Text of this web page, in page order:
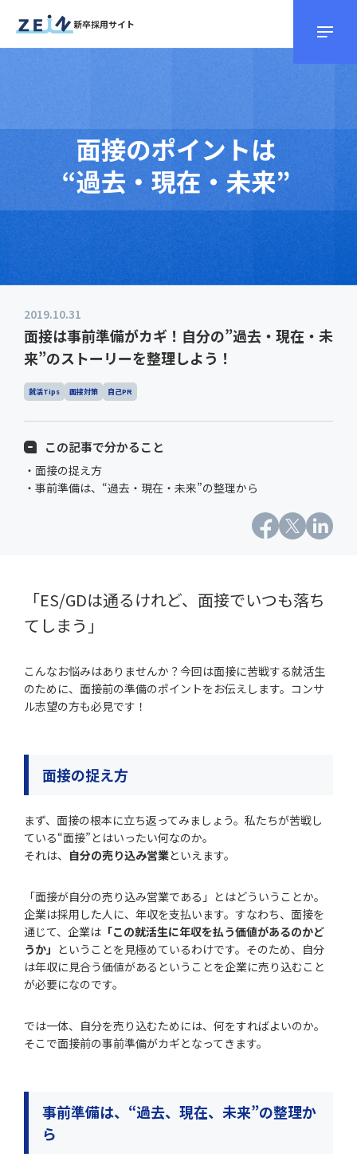
新卒採用サイト
2019.10.31
面接は事前準備がカギ！自分の”過去・現在・未
来”のストーリーを整理しよう！
就活Tips 面接対策 自己PR
この記事で分かること
・面接の捉え方
・事前準備は、“過去・現在・未来”の整理から
「ES/GDは通るけれど、面接でいつも落ち
てしまう」
こんなお悩みはありませんか？今回は面接に苦戦する就活生
のために、面接前の準備のポイントをお伝えします。コンサ
ル志望の方も必見です！
面接の捉え方
まず、面接の根本に立ち返ってみましょう。私たちが苦戦し
ている“面接”とはいったい何なのか。
それは、 自分の売り込み営業といえます。
「面接が自分の売り込み営業である」とはどういうことか。
企業は採用した人に、年収を支払います。すなわち、面接を
通じて、企業は 「この就活生に年収を払う価値があるのかど
うか」 ということを見極めているわけです。そのため、自分
は年収に見合う価値があるということを企業に売り込むこと
が必要になのです。
では一体、自分を売り込むためには、何をすればよいのか。
そこで面接前の事前準備がカギとなってきます。
事前準備は、“過去、現在、未来”の整理か
ら